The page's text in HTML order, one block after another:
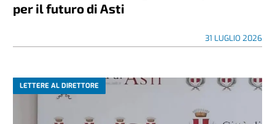
per il futuro di Asti
31 LUGLIO 2026
LETTERE AL DIRETTORE